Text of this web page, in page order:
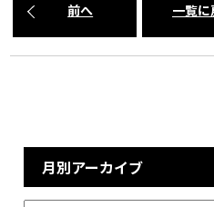
前へ 一覧に
月別アーカイブ